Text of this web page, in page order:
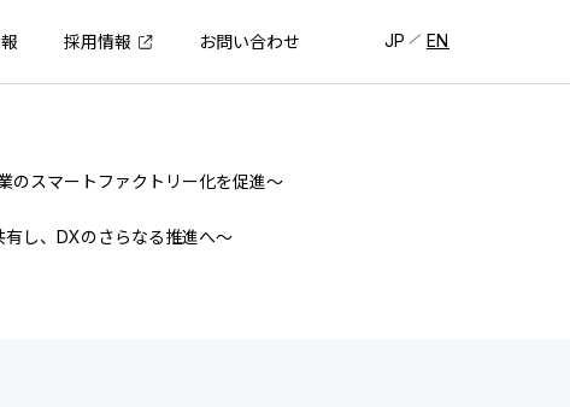
JP EN
採用情報 お問い合わせ
のスマートファクトリー化を促進〜
し、DXのさらなる推進へ〜